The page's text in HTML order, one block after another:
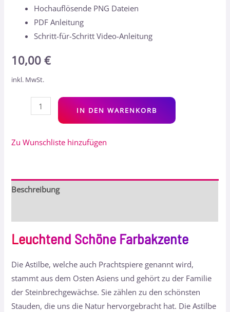
Hochauflösende PNG Dateien
PDF Anleitung
Schritt-für-Schritt Video-Anleitung
10,00€
inkl. MwSt.
IN DEN WARENKORB
Zu Wunschliste hinzufügen
Beschreibung
Leuchtend Schöne Farbakzente
Die Astilbe, welche auch Prachtspiere genannt wird,
stammt aus dem Osten Asiens und gehört zu der Familie
der Steinbrechgewächse. Sie zählen zu den schönsten
Stauden, die uns die Natur hervorgebracht hat. Die Astilbe